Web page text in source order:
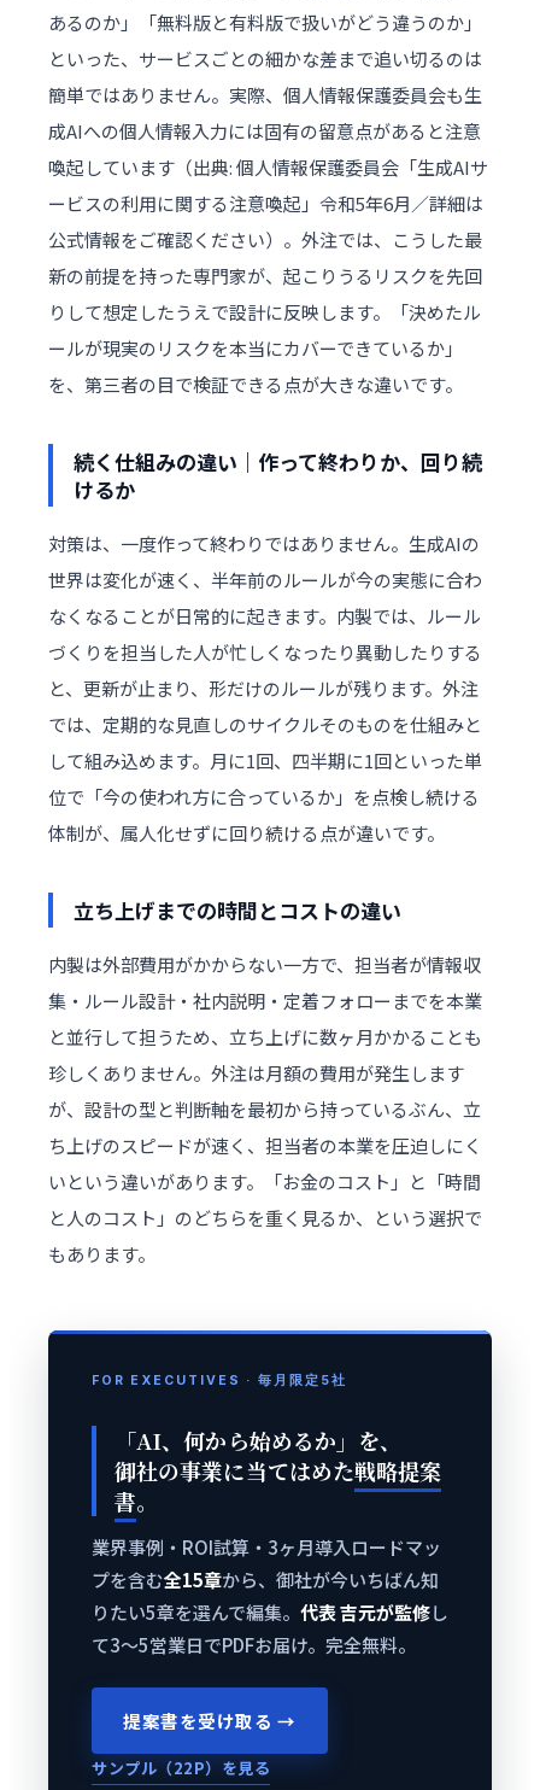
あるのか」「無料版と有料版で扱いがどう違うのか」
といった、サービスごとの細かな差まで追い切るのは
簡単ではありません。実際、個人情報保護委員会も生
成AIへの個人情報入力には固有の留意点があると注意
喚起しています（出典:個人情報保護委員会「生成AIサ
ービスの利用に関する注意喚起」令和5年6月／詳細は
公式情報をご確認ください）。外注では、こうした最
新の前提を持った専門家が、起こりうるリスクを先回
りして想定したうえで設計に反映します。「決めたル
ールが現実のリスクを本当にカバーできているか」
を、第三者の目で検証できる点が大きな違いです。
続く仕組みの違い｜作って終わりか、回り続
けるか
対策は、一度作って終わりではありません。生成AIの
世界は変化が速く、半年前のルールが今の実態に合わ
なくなることが日常的に起きます。内製では、ルール
づくりを担当した人が忙しくなったり異動したりする
と、更新が止まり、形だけのルールが残ります。外注
では、定期的な見直しのサイクルそのものを仕組みと
して組み込めます。月に1回、四半期に1回といった単
位で「今の使われ方に合っているか」を点検し続ける
体制が、 属人化せずに回り続ける点が違いです。
立ち上げまでの時間とコストの違い
内製は外部費用がかからない一方で、担当者が情報収
集・ルール設計・社内説明・定着フォローまでを本業
と並行して担うため、立ち上げに数ヶ月かかることも
珍しくありません。外注は月額の費用が発生します
が、設計の型と判断軸を最初から持っているぶん、立
ち上げのスピードが速く、担当者の本業を圧迫しにく
いという違いがあります。「お金のコスト」と「時間
と人のコスト」のどちらを重く見るか、という選択で
もあります。
FOR EXECUTIVES · 毎月限定5社
「AI、何から始めるか」を、
御社の事業に当てはめた戦略提案
書。
業界事例・ROI試算・3ヶ月導入ロードマッ
プを含む全15章から、御社が今いちばん知
りたい5章を選んで編集。 代表 吉元が監修し
て3〜5営業日でPDFお届け。完全無料。
提案書を受け取る →
サンプル（22P）を見る